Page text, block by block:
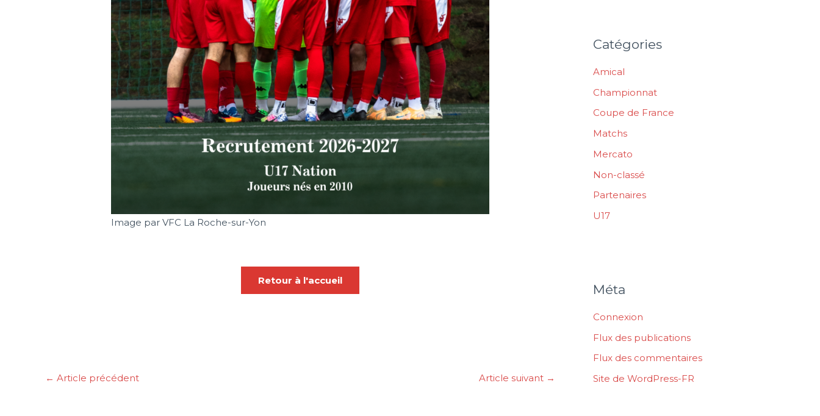
Image par VFC La Roche-sur-Yon
Retour à l'accueil
← Article précédent Article suivant →
Catégories
Amical
Championnat
Coupe de France
Matchs
Mercato
Non-classé
Partenaires
U17
Méta
Connexion
Flux des publications
Flux des commentaires
Site de WordPress-FR